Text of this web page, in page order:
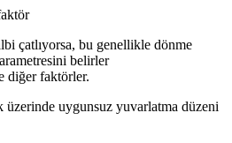
çatlıyorsa, bu genellikle dönme
belirler
diğer faktörler.
uygunsuz yuvarlatma düzeni